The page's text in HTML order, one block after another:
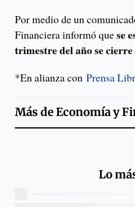
Por medio de un
Financiera informó quese
trimestre del año se
*En alianza con Prensa
Más deEconomía y
Lo